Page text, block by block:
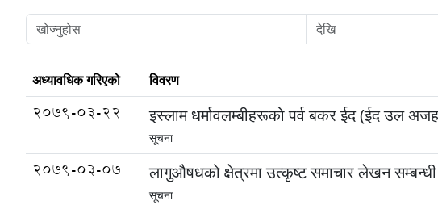
अध्यावधिक गरिएको विवरण
2079-03-22 इस्लाम धर्मावलम्बीहरूको पर्व बकर ईद (ईद उल
सूचना
2079-03-07 लागुऔषधको क्षेत्रमा उत्कृष्ट समाचार लेखन
सूचना